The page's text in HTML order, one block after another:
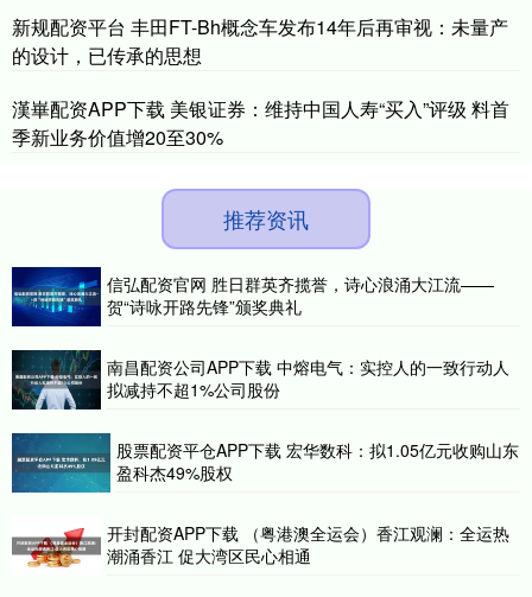
新规配资平台 丰田FT-Bh概念车发布14年后再审视：未量产
的设计，已传承的思想
漢崋配资APP下载 美银证券：维持中国人寿“买入”评级 料首
季新业务价值增20至30%
推荐资讯
信弘配资官网 胜日群英齐揽誉，诗心浪涌大江流——
贺“诗咏开路先锋”颁奖典礼
南昌配资公司APP下载 中熔电气：实控人的一致行动人
拟减持不超1%公司股份
股票配资平仓APP下载 宏华数科：拟1.05亿元收购山东
盈科杰49%股权
开封配资APP下载 （粤港澳全运会）香江观澜：全运热
潮涌香江 促大湾区民心相通